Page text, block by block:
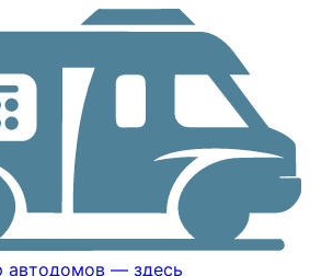
автодомов — здесь